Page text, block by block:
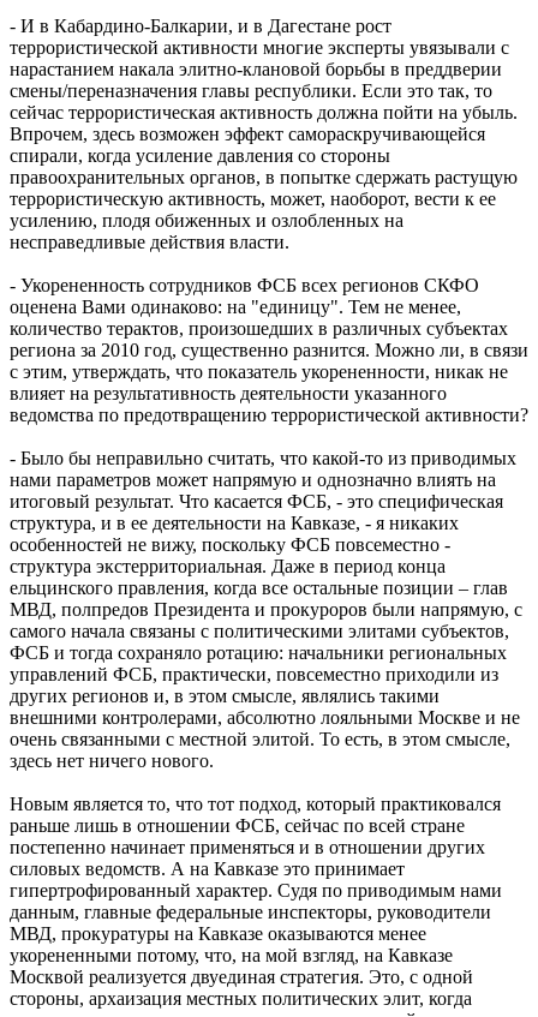
- И в Кабардино-Балкарии, и в Дагестане рост
террористической активности многие эксперты увязывали с
нарастанием накала элитно-клановой борьбы в преддверии
смены/переназначения главы республики. Если это так, то
сейчас террористическая активность должна пойти на убыль.
Впрочем, здесь возможен эффект самораскручивающейся
спирали, когда усиление давления со стороны
правоохранительных органов, в попытке сдержать растущую
террористическую активность, может, наоборот, вести к ее
усилению, плодя обиженных и озлобленных на
несправедливые действия власти.
- Укорененность сотрудников ФСБ всех регионов СКФО
оценена Вами одинаково: на "единицу". Тем не менее,
количество терактов, произошедших в различных субъектах
региона за 2010 год, существенно разнится. Можно ли, в связи
с этим, утверждать, что показатель укорененности, никак не
влияет на результативность деятельности указанного
ведомства по предотвращению террористической активности?
- Было бы неправильно считать, что какой-то из приводимых
нами параметров может напрямую и однозначно влиять на
итоговый результат. Что касается ФСБ, - это специфическая
структура, и в ее деятельности на Кавказе, - я никаких
особенностей не вижу, поскольку ФСБ повсеместно -
структура экстерриториальная. Даже в период конца
ельцинского правления, когда все остальные позиции – глав
МВД, полпредов Президента и прокуроров были напрямую, с
самого начала связаны с политическими элитами субъектов,
ФСБ и тогда сохраняло ротацию: начальники региональных
управлений ФСБ, практически, повсеместно приходили из
других регионов и, в этом смысле, являлись такими
внешними контролерами, абсолютно лояльными Москве и не
очень связанными с местной элитой. То есть, в этом смысле,
здесь нет ничего нового.
Новым является то, что тот подход, который практиковался
раньше лишь в отношении ФСБ, сейчас по всей стране
постепенно начинает применяться и в отношении других
силовых ведомств. А на Кавказе это принимает
гипертрофированный характер. Судя по приводимым нами
данным, главные федеральные инспекторы, руководители
МВД, прокуратуры на Кавказе оказываются менее
укорененными потому, что, на мой взгляд, на Кавказе
Москвой реализуется двуединая стратегия. Это, с одной
стороны, архаизация местных политических элит, когда